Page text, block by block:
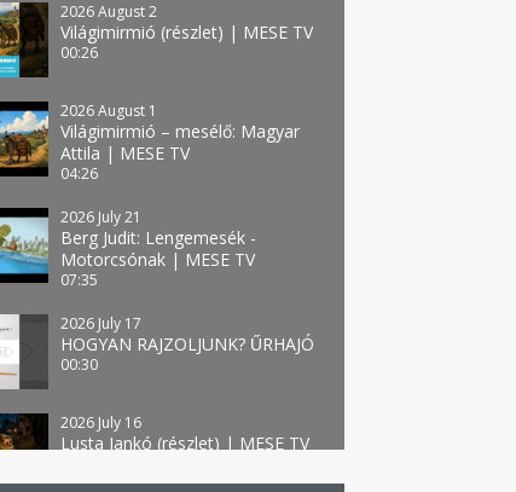
2026 August 2
Világimirmió (részlet) | MESE TV
00:26
2026 August 1
Világimirmió – mesélő: Magyar
Attila | MESE TV
04:26
2026 July 21
Berg Judit: Lengemesék -
Motorcsónak | MESE TV
07:35
2026 July 17
HOGYAN RAJZOLJUNK? ŰRHAJÓ
00:30
2026 July 16
Lusta Jankó (részlet) | MESE TV